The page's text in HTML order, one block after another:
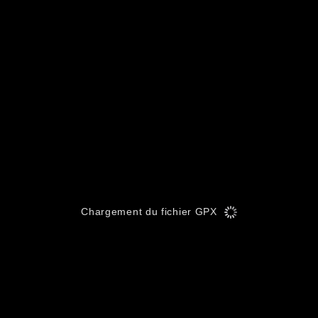
Chargement du fichier GPX